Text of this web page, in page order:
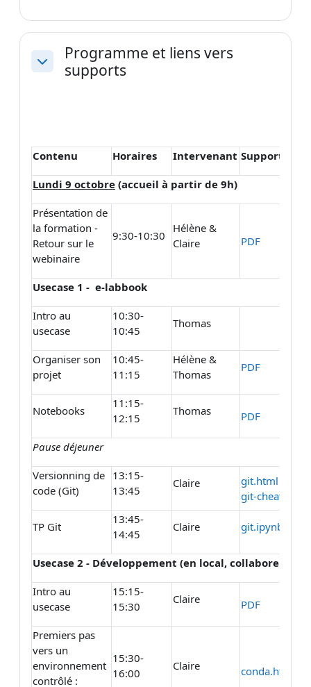
Replier
Programme et liens vers
supports
Contenu Horaires Intervenant Support de
Lundi 9 octobre (accueil à partir de 9h)
Présentation de
la formation -
Retour sur le
webinaire
9:30-10:30
Hélène &
Claire
PDF
Usecase 1 - e-labbook
Intro au
usecase
10:30-
10:45
Thomas
Organiser son
projet
10:45-
11:15
Hélène &
Thomas
PDF
Notebooks
11:15-
12:15
Thomas PDF
Pause déjeuner
Versionning de
code (Git)
13:15-
13:45
Claire
git.html
git-cheat-sheet
TP Git
13:45-
14:45
Claire git.ipynb
Usecase 2 - Développement (en local, collaborer)
Intro au
usecase
15:15-
15:30
Claire PDF
Premiers pas
vers un
environnement
contrôlé :
15:30-
16:00
Claire conda.html